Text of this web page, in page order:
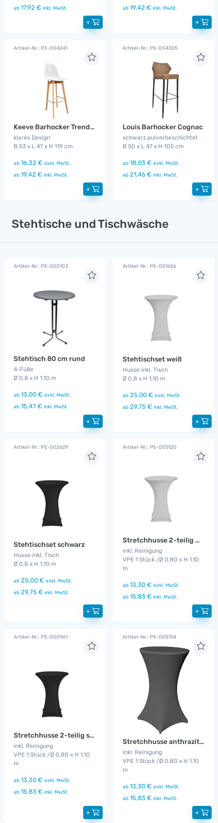
ab 17,92 € inkl. MwSt.
+
ab 19,42 € inkl. MwSt.
+
Artikel-Nr.: PE-004241
Keeve Barhocker Trendy weiß
klares Design
B 53 x L 47 x H 119 cm
ab 16,32 € exkl. MwSt.
ab 19,42 € inkl. MwSt.
+
Artikel-Nr.: PE-004305
Louis Barhocker Cognac
schwarz pulverbeschichtet
B 50 x L 47 x H 105 cm
ab 18,03 € exkl. MwSt.
ab 21,46 € inkl. MwSt.
+
Stehtische und Tischwäsche
Artikel-Nr.: PE-000103
Stehtisch 80 cm rund
4-Füße
Ø 0,8 x H 1,10 m
ab 13,00 € exkl. MwSt.
ab 15,47 € inkl. MwSt.
+
Artikel-Nr.: PE-001656
Stehtischset weiß
Husse inkl. Tisch
Ø 0,8 x H 1,10 m
ab 25,00 € exkl. MwSt.
ab 29,75 € inkl. MwSt.
+
Artikel-Nr.: PE-002629
Stehtischset schwarz
Husse inkl. Tisch
Ø 0,8 x H 1,10 m
ab 25,00 € exkl. MwSt.
ab 29,75 € inkl. MwSt.
+
Artikel-Nr.: PE-005120
Stretchhusse 2-teilig weiß
inkl. Reinigung
VPE 1 Stück /Ø 0,80 x H 1,10
m
ab 13,30 € exkl. MwSt.
ab 15,83 € inkl. MwSt.
+
Artikel-Nr.: PE-000961
Stretchhusse 2-teilig schwarz
inkl. Reinigung
VPE 1 Stück /Ø 0,80 x H 1,10
m
ab 13,30 € exkl. MwSt.
ab 15,83 € inkl. MwSt.
+
Artikel-Nr.: PE-005134
Stretchhusse anthrazit / grau
inkl. Reinigung
VPE 1 Stück /Ø 0,80 x H 1,10
m
ab 13,30 € exkl. MwSt.
ab 15,83 € inkl. MwSt.
+